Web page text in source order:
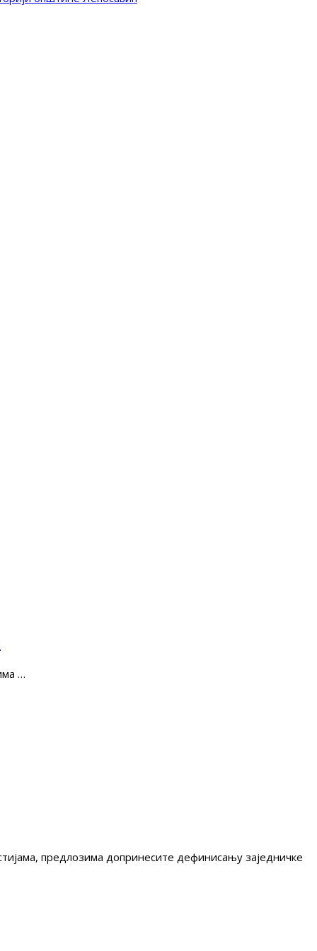
…
предлозима допринесите дефинисању заједничке